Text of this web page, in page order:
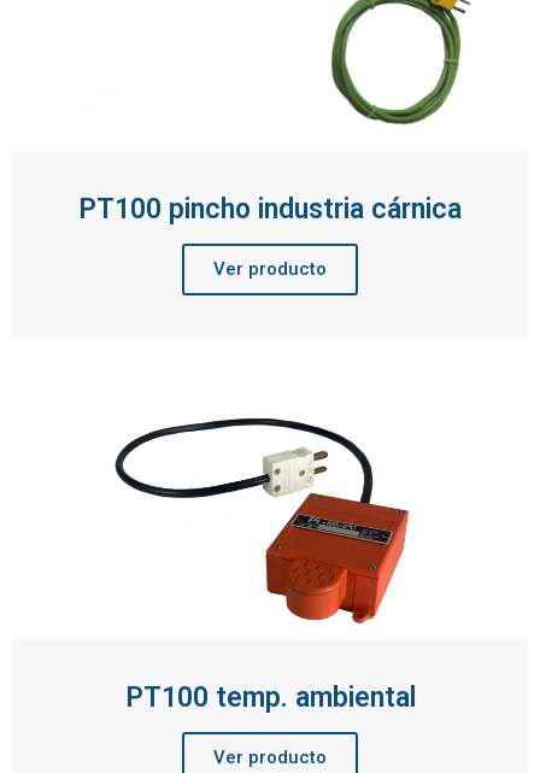
PT100 pincho industria cárnica
Ver producto
PT100 temp. ambiental
Ver producto